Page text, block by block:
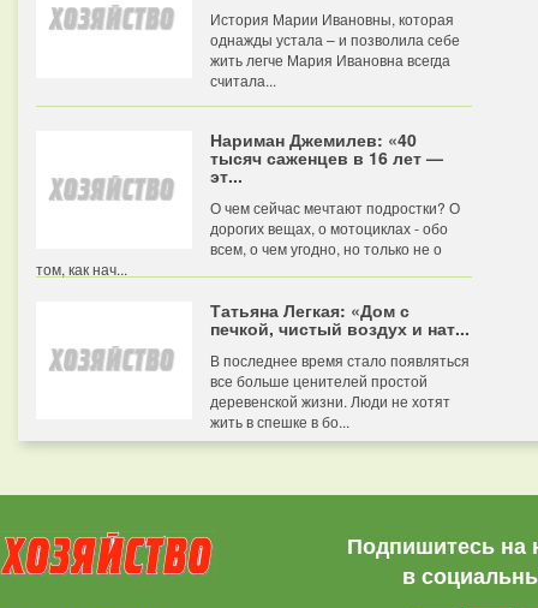
История Марии Ивановны, которая
однажды устала – и позволила себе
жить легче Мария Ивановна всегда
считала...
Нариман Джемилев: «40
тысяч саженцев в 16 лет —
эт...
О чем сейчас мечтают подростки? О
дорогих вещах, о мотоциклах - обо
всем, о чем угодно, но только не о
том, как нач...
Татьяна Легкая: «Дом с
печкой, чистый воздух и нат...
В последнее время стало появляться
все больше ценителей простой
деревенской жизни. Люди не хотят
жить в спешке в бо...
Подпишитесь на
в